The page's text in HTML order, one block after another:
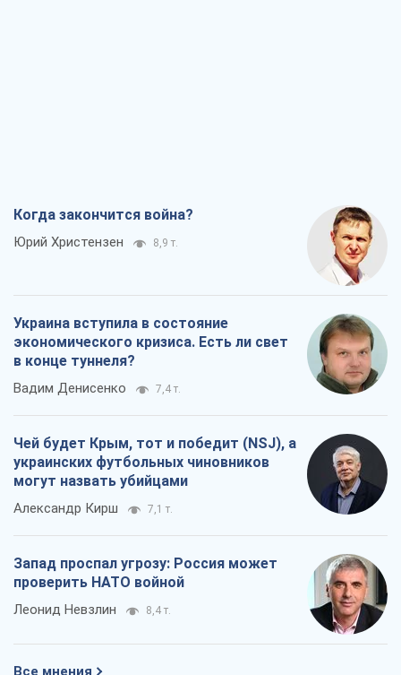
Когда закончится война?
Юрий Христензен 8,9 т.
Украина вступила в состояние
экономического кризиса. Есть ли свет
в конце туннеля?
Вадим Денисенко 7,4 т.
Чей будет Крым, тот и победит (NSJ), а
украинских футбольных чиновников
могут назвать убийцами
Александр Кирш 7,1 т.
Запад проспал угрозу: Россия может
проверить НАТО войной
Леонид Невзлин 8,4 т.
Все мнения